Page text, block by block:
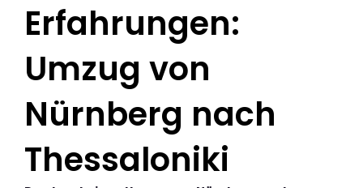
Erfahrungen:
Umzug von
Nürnberg nach
Thessaloniki